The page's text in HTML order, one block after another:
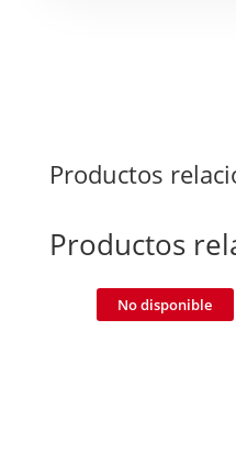
Productos
Productos
No disponible